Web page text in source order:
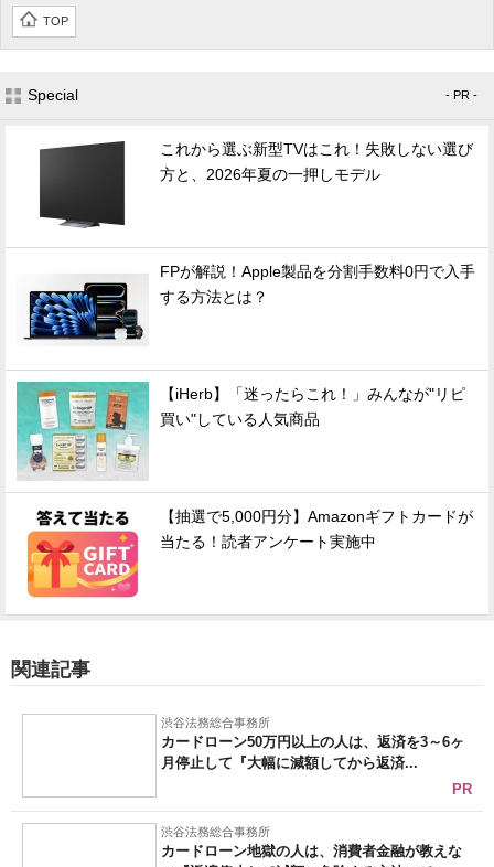
TOP
Special - PR -
これから選ぶ新型TVはこれ！失敗しない選び
方と、2026年夏の一押しモデル
FPが解説！Apple製品を分割手数料0円で入手
する方法とは？
【iHerb】「迷ったらこれ！」みんなが"リピ
買い"している人気商品
【抽選で5,000円分】Amazonギフトカードが
当たる！読者アンケート実施中
関連記事
渋谷法務総合事務所
カードローン50万円以上の人は、返済を3～6ヶ
月停止して『大幅に減額してから返済...
PR
渋谷法務総合事務所
カードローン地獄の人は、消費者金融が教えな